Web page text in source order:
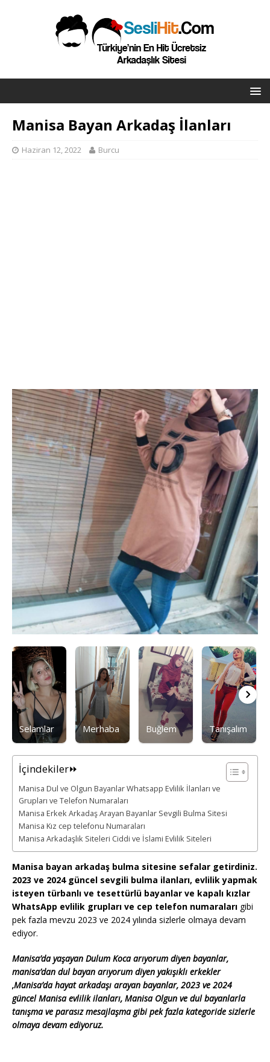
Manisa Bayan Arkadaş İlanları
Haziran 12, 2022 Burcu
Selamlar Merhaba Buğlem Tanışalım
İçindekiler⏩
Manisa Dul ve Olgun Bayanlar Whatsapp Evlilik İlanları ve
Grupları ve Telefon Numaraları
Manisa Erkek Arkadaş Arayan Bayanlar Sevgili Bulma Sitesi
Manisa Kız cep telefonu Numaraları
Manisa Arkadaşlık Siteleri Ciddi ve İslami Evlilik Siteleri
Manisa bayan arkadaş bulma sitesine sefalar getirdiniz.
2023 ve 2024 güncel sevgili bulma ilanları, evlilik yapmak
isteyen türbanlı ve tesettürlü bayanlar ve kapalı kızlar
WhatsApp evlilik grupları ve cep telefon numaraları gibi
pek fazla mevzu 2023 ve 2024 yılında sizlerle olmaya devam
ediyor.
Manisa’da yaşayan Dulum Koca arıyorum diyen bayanlar,
manisa’dan dul bayan arıyorum diyen yakışıklı erkekler
,Manisa’da hayat arkadaşı arayan bayanlar, 2023 ve 2024
güncel Manisa evlilik ilanları, Manisa Olgun ve dul bayanlarla
tanışma ve parasız mesajlaşma gibi pek fazla kategoride sizlerle
olmaya devam ediyoruz.